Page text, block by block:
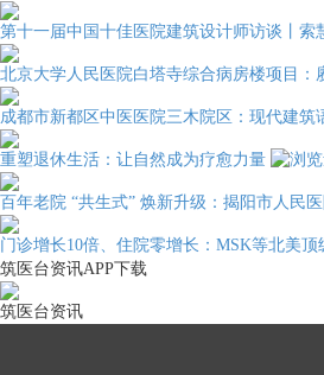
第十一届中国十佳医院建筑设计师访谈丨
北京大学人民医院白塔寺综合病房楼项目：
成都市新都区中医医院三木院区：现代建筑
重塑退休生活：让自然成为疗愈力量
百年老院 “共生式” 焕新升级：揭阳市人民
门诊增长10倍、住院零增长：MSK等北美顶
筑医台资讯APP下载
筑医台资讯